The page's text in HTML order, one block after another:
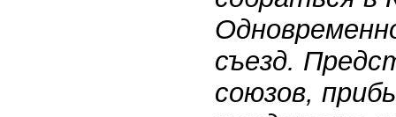
съезд.
союзов,